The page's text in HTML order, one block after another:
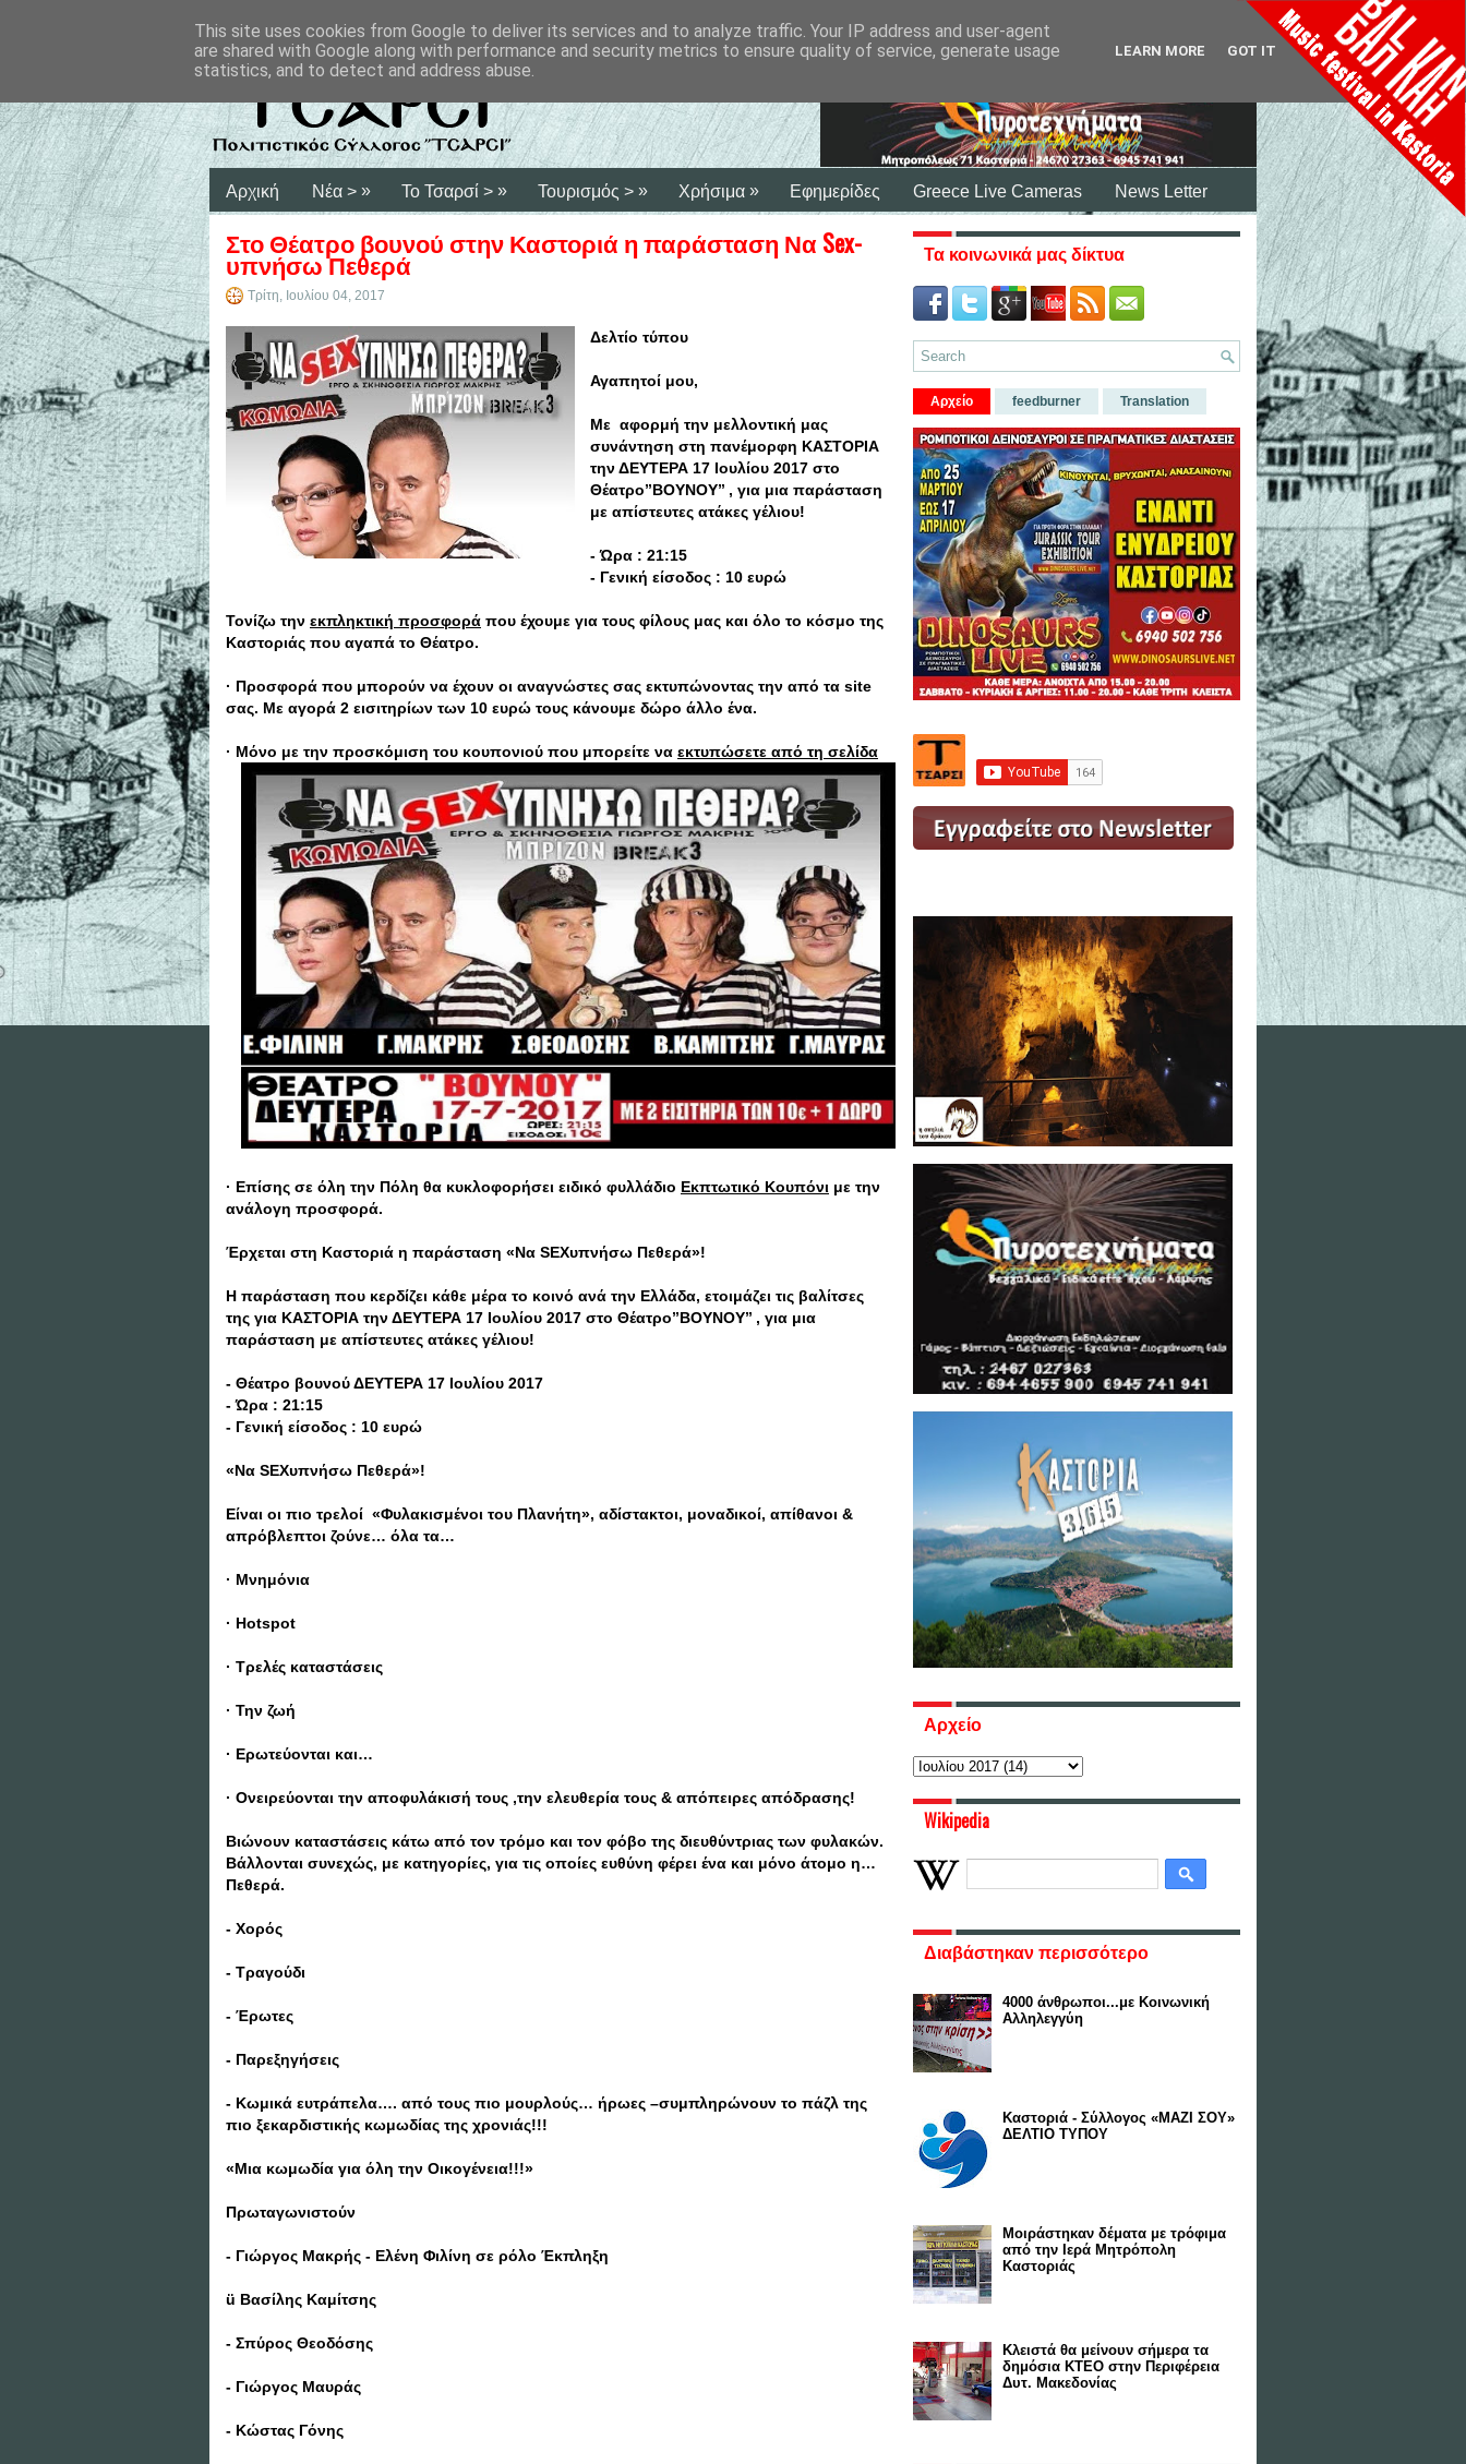
Αρχική Νέα > » Το Τσαρσί > » Τουρισμός > » Χρήσιμα » Εφημερίδες Greece Live Cameras News Letter
Στο Θέατρο βουνού στην Καστοριά η παράσταση Να Sex-
υπνήσω Πεθερά
Τρίτη, Ιουλίου 04, 2017
Δελτίο τύπου
Αγαπητοί μου,
Με αφορμή την μελλοντική μας
συνάντηση στη πανέμορφη ΚΑΣΤΟΡΙΑ
την ΔΕΥΤΕΡΑ 17 Ιουλίου 2017 στο
Θέατρο’’ΒΟΥΝΟΥ’’ , για μια παράσταση
με απίστευτες ατάκες γέλιου!
- Ώρα : 21:15
- Γενική είσοδος : 10 ευρώ
Τονίζω την εκπληκτική προσφορά που έχουμε για τους φίλους μας και όλο το κόσμο της
Καστοριάς που αγαπά το Θέατρο.
· Προσφορά που μπορούν να έχουν οι αναγνώστες σας εκτυπώνοντας την από τα site
σας. Με αγορά 2 εισιτηρίων των 10 ευρώ τους κάνουμε δώρο άλλο ένα.
· Μόνο με την προσκόμιση του κουπονιού που μπορείτε να εκτυπώσετε από τη σελίδα
· Επίσης σε όλη την Πόλη θα κυκλοφορήσει ειδικό φυλλάδιο Εκπτωτικό Κουπόνι με την
ανάλογη προσφορά.
Έρχεται στη Καστοριά η παράσταση «Να SEXυπνήσω Πεθερά»!
Η παράσταση που κερδίζει κάθε μέρα το κοινό ανά την Ελλάδα, ετοιμάζει τις βαλίτσες
της για ΚΑΣΤΟΡΙΑ την ΔΕΥΤΕΡΑ 17 Ιουλίου 2017 στο Θέατρο’’ΒΟΥΝΟΥ’’ , για μια
παράσταση με απίστευτες ατάκες γέλιου!
- Θέατρο βουνού ΔΕΥΤΕΡΑ 17 Ιουλίου 2017
- Ώρα : 21:15
- Γενική είσοδος : 10 ευρώ
«Να SEXυπνήσω Πεθερά»!
Είναι οι πιο τρελοί «Φυλακισμένοι του Πλανήτη», αδίστακτοι, μοναδικοί, απίθανοι &
απρόβλεπτοι ζούνε… όλα τα…
· Μνημόνια
· Ηotspot
· Τρελές καταστάσεις
· Την ζωή
· Ερωτεύονται και…
· Ονειρεύονται την αποφυλάκισή τους ,την ελευθερία τους & απόπειρες απόδρασης!
Βιώνουν καταστάσεις κάτω από τον τρόμο και τον φόβο της διευθύντριας των φυλακών.
Βάλλονται συνεχώς, με κατηγορίες, για τις οποίες ευθύνη φέρει ένα και μόνο άτομο η…
Πεθερά.
- Χορός
- Τραγούδι
- Έρωτες
- Παρεξηγήσεις
- Κωμικά ευτράπελα…. από τους πιο μουρλούς… ήρωες –συμπληρώνουν το πάζλ της
πιο ξεκαρδιστικής κωμωδίας της χρονιάς!!!
«Μια κωμωδία για όλη την Οικογένεια!!!»
Πρωταγωνιστούν
- Γιώργος Μακρής - Ελένη Φιλίνη σε ρόλο Έκπληξη
ü Βασίλης Καμίτσης
- Σπύρος Θεοδόσης
- Γιώργος Μαυράς
- Κώστας Γόνης
Τα κοινωνικά μας δίκτυα
Αρχείο feedburner Translation
Αρχείο
Wikipedia
Διαβάστηκαν περισσότερο
4000 άνθρωποι...με Κοινωνική
Αλληλεγγύη
Καστοριά - Σύλλογος «ΜΑΖΙ ΣΟΥ»
ΔΕΛΤΙΟ ΤΥΠΟΥ
Μοιράστηκαν δέματα με τρόφιμα
από την Ιερά Μητρόπολη
Καστοριάς
Κλειστά θα μείνουν σήμερα τα
δημόσια ΚΤΕΟ στην Περιφέρεια
Δυτ. Μακεδονίας
This site uses cookies from Google to deliver its services and to analyze traffic. Your IP address and user-agent
are shared with Google along with performance and security metrics to ensure quality of service, generate usage
statistics, and to detect and address abuse.
LEARN MORE GOT IT